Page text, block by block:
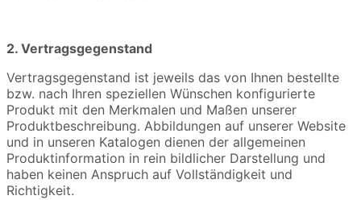
2. Vertragsgegenstand
Vertragsgegenstand ist jeweils das von Ihnen bestellte
bzw. nach Ihren speziellen Wünschen konfigurierte
Produkt mit den Merkmalen und Maßen unserer
Produktbeschreibung. Abbildungen auf unserer Website
und in unseren Katalogen dienen der allgemeinen
Produktinformation in rein bildlicher Darstellung und
haben keinen Anspruch auf Vollständigkeit und
Richtigkeit.